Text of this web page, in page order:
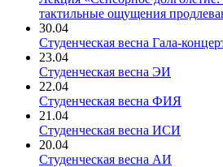
тактильные ощущения
30.04
Студенческая весна Гала-
23.04
Студенческая весна ЭИ
22.04
Студенческая весна ФИЯ
21.04
Студенческая весна ИСИ
20.04
Студенческая весна АИ